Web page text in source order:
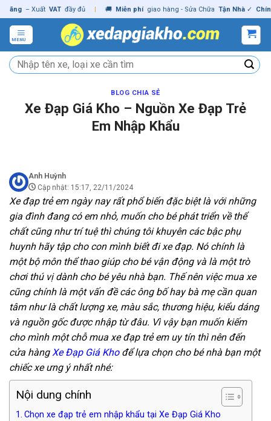
Skip
to
content
– Xuất VAT đầy đủ | 🚚 Miễn phí giao hàng - Sửa Chữa Tận Nhà ✓ Chính
MENU
Tìm
kiếm:
BLOG CHIA SẺ
Xe Đạp Giá Kho – Nguồn Xe Đạp Trẻ
Em Nhập Khẩu
Anh Huỳnh
Cập nhật: 15:17, 22/11/2024
Xe đạp trẻ em ngày nay rất phổ biến đặc biệt là với những
gia đình đang có em nhỏ, muốn cho bé phát triển về thể
chất cũng như trí tuệ thì chúng tôi khuyên các bậc phụ
huynh hãy tập cho con mình biết đi xe đạp. Nó chính là
một bộ môn thể thao giúp cho bé vận động và là một trò
chơi thú vị dành cho bé yêu nhà bạn. Thế nên việc mua xe
cũng chính là một vấn đề các ông bố hay bà mẹ cần quan
tâm như là chất lượng xe, màu sắc, thương hiệu, kiểu dáng
và nguồn gốc được nhập từ đâu. Vì vậy bạn muốn kiếm
cho mình một chỗ mua xe đạp trẻ em uy tín thì nên đến
cửa hàng Xe Đạp Giá Khođể lựa chọn cho bé nhà bạn một
chiếc xe ưng ý nhất nhé:
Nội dung chính
Chọn xe đạp trẻ em nhập khẩu tại Xe Đạp Giá Kho